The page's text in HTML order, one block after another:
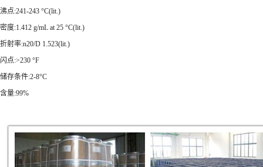
沸点:241-243 °C(lit.)
密度:1.412 g/mL at 25 °C(lit.)
折射率:n20/D 1.523(lit.)
闪点:>230 °F
储存条件:2-8°C
含量:99%